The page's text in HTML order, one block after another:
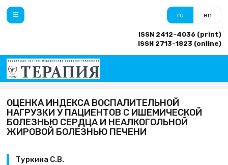
ru en
ISSN 2412-4036 (print)
ISSN 2713-1823 (online)
ОЦЕНКА ИНДЕКСА ВОСПАЛИТЕЛЬНОЙ
НАГРУЗКИ У ПАЦИЕНТОВ С ИШЕМИЧЕСКОЙ
БОЛЕЗНЬЮ СЕРДЦА И НЕАЛКОГОЛЬНОЙ
ЖИРОВОЙ БОЛЕЗНЬЮ ПЕЧЕНИ
Туркина С.В.